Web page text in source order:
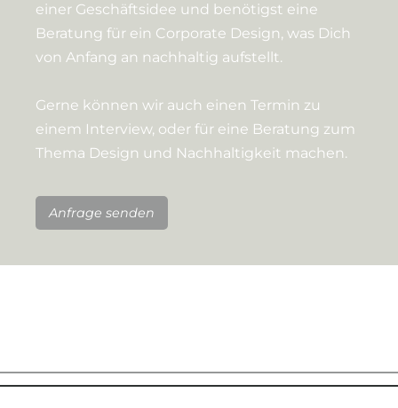
einer Geschäftsidee und benötigst eine
Beratung für ein Corporate Design, was Dich
von Anfang an nachhaltig aufstellt.
Gerne können wir auch einen Termin zu
einem Interview, oder für eine Beratung zum
Thema Design und Nachhaltigkeit machen.
Anfrage senden